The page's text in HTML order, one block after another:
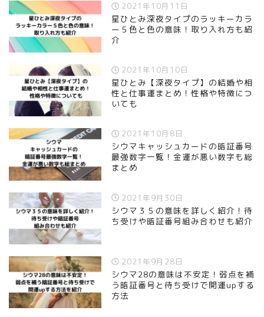
2021年10月11日
星ひとみ深夜タイプのラッキーカラ
ー５色と色の意味！取り入れ方も紹
介
2021年10月10日
星ひとみ【深夜タイプ】の結婚や相
性と仕事運まとめ！性格や特徴につ
いても
2021年10月8日
シウマキャッシュカードの暗証番号
最強数字一覧！金運が悪い数字も総
まとめ
2021年9月30日
シウマ３５の意味を詳しく紹介！待
ち受けや暗証番号組み合わせも紹介
2021年9月28日
シウマ28の意味は不安定！弱点を補
う暗証番号と待ち受けで開運upする
方法